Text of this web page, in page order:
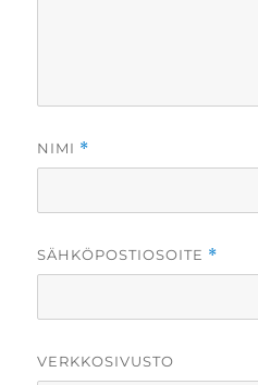
NIMI *
SÄHKÖPOSTIOSOITE *
VERKKOSIVUSTO